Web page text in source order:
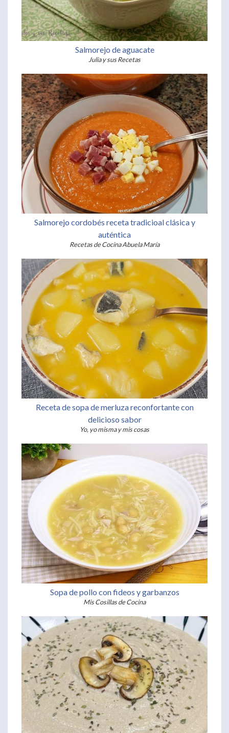
Salmorejo de aguacate
Julia y sus Recetas
Salmorejo cordobés receta tradicioal clásica y
auténtica
Recetas de Cocina Abuela María
Receta de sopa de merluza reconfortante con
delicioso sabor
Yo, yo misma y mis cosas
Sopa de pollo con fideos y garbanzos
Mis Cosillas de Cocina